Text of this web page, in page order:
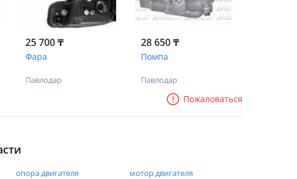
25 700 ₸
Фара
Павлодар
28 650 ₸
Помпа
Павлодар
Пожаловаться
опора двигателя мотор двигателя